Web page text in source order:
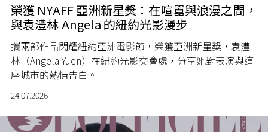
榮獲 NYAFF 亞洲新星獎：在喧囂與浪漫之間，
與袁澧林 Angela 的紐約光影漫步
攜兩部作品閃耀紐約亞洲電影節，榮獲亞洲新星獎，袁澧
林（Angela Yuen）在紐約光影交會處，分享她對表演與這
座城市的熱情告白。
24.07.2026